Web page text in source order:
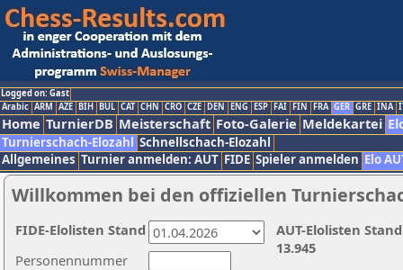
Logged on: Gast
Arabic ARM AZE BIH BUL CAT CHN CRO CZE DEN ENG ESP FAI FIN FRA GER GRE INA
Home TurnierDB Meisterschaft Foto-Galerie Meldekartei
Turnierschach-Elozahl Schnellschach-Elozahl
Allgemeines Turnier anmelden: AUT FIDE Spieler anmelden Elo
Willkommen bei den offiziellen
Personennummer
AUT-Elolisten
13.945
FIDE-Elolisten Stand